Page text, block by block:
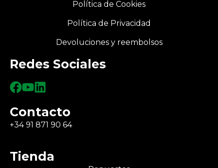
Política de Cookies
Política de Privacidad
Devoluciones y reembolsos
Redes Sociales
Contacto
+34 91 871 90 64
Tienda